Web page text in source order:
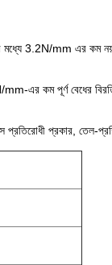
3.2N/mm এর কম
কম পূর্ণ বেধের
প্রতিরোধী প্রকার, তেল-